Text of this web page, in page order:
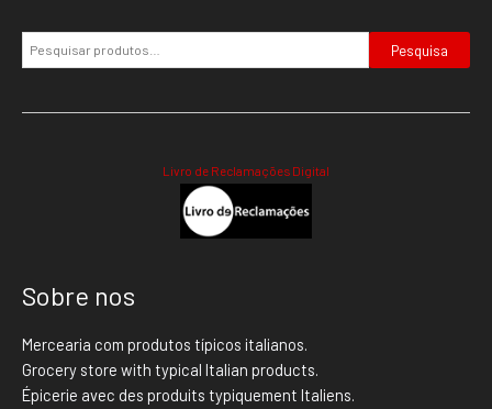
Pesquisa
Livro de Reclamações Digital
Sobre nos
Mercearia com produtos típicos italianos.
Grocery store with typical Italian products.
Épicerie avec des produits typiquement Italiens.